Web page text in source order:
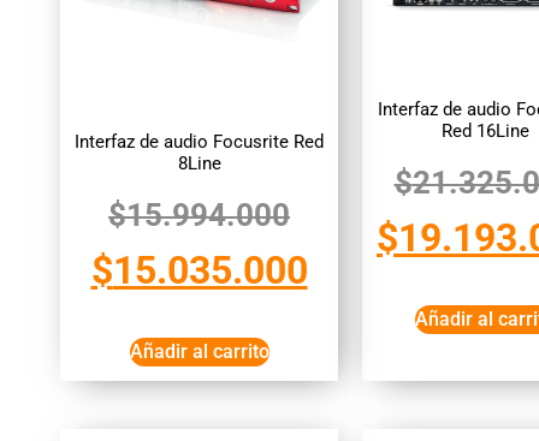
Interfaz de audio Focusrite Red
8Line
$15.994.000
$15.035.000
Añadir al carrito
Interfaz de audio
Red 16Line
$
$
Añadir al